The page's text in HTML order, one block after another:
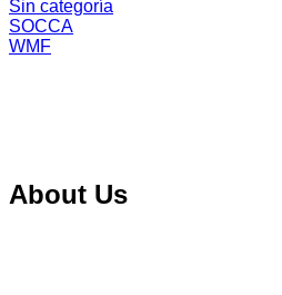
Sin categoría
SOCCA
WMF
About Us